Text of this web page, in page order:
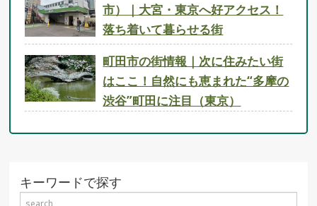
市）｜大宮・東京へ好アクセス！
落ち着いて暮らせる街
町田市の街情報｜次に住みたい街
はここ！自然にも恵まれた“多摩の
渋谷”町田に注目（東京）
キーワードで探す